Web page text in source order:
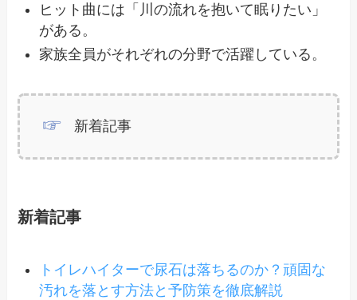
ヒット曲には「川の流れを抱いて眠りたい」
がある。
家族全員がそれぞれの分野で活躍している。
新着記事
新着記事
トイレハイターで尿石は落ちるのか？頑固な
汚れを落とす方法と予防策を徹底解説